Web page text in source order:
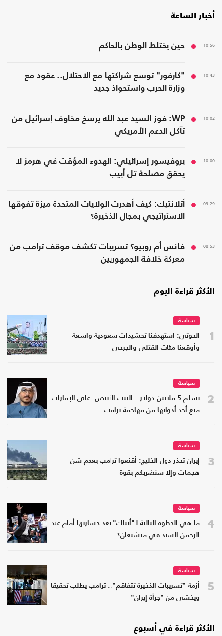
أخبار الساعة
10:56 حين يختلط الوطن بالحاكم
10:43
"كارفور" توسع شراكتها مع الاحتلال.. عقود مع
وزارة الحرب واستحواذ جديد
10:02
WP: فوز السيد عبد الله يرسخ مخاوف إسرائيل من
تآكل الدعم الأمريكي
10:00
بروفيسور إسرائيلي: الهدوء المؤقت في هرمز لا
يحقق مصلحة تل أبيب
09:29
أتلانتيك: كيف أهدرت الولايات المتحدة ميزة تفوقها
الاستراتيجي بمجال الذخيرة؟
08:53
فانس أم روبيو؟ تسريبات تكشف موقف ترامب من
معركة خلافة الجمهوريين
الأكثر قراءة اليوم
1
سياسة
الحوثي: استهدفنا تحشيدات سعودية واسعة
وأوقعنا مئات القتلى والجرحى
2
سياسة
تسلم 5 ملايين دولار.. البيت الأبيض: على الإمارات
منع أحد أدواتها من مهاجمة ترامب
3
سياسة
إيران تحذر دول الخليج: أقنعوا ترامب بعدم شن
هجمات وإلا سنضربكم بقوة
4
سياسة
ما هي الخطوة التالية لـ"أيباك" بعد خسارتها أمام عبد
الرحمن السيد في ميشيغان؟
5
سياسة
أزمة "تسريبات الذخيرة تتفاقم".. ترامب يطلب تحقيقا
ويخشى من "جرأة إيران"
الأكثر قراءة في أسبوع